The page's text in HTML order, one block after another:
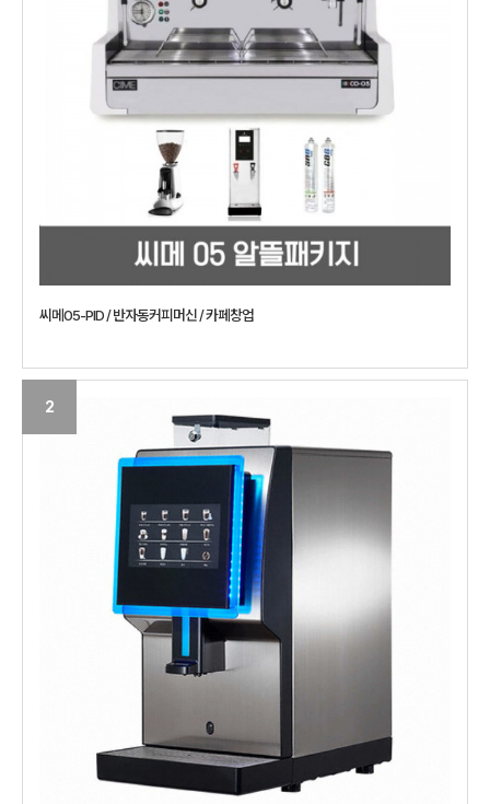
씨메05-PID / 반자동커피머신 / 카페창업
2